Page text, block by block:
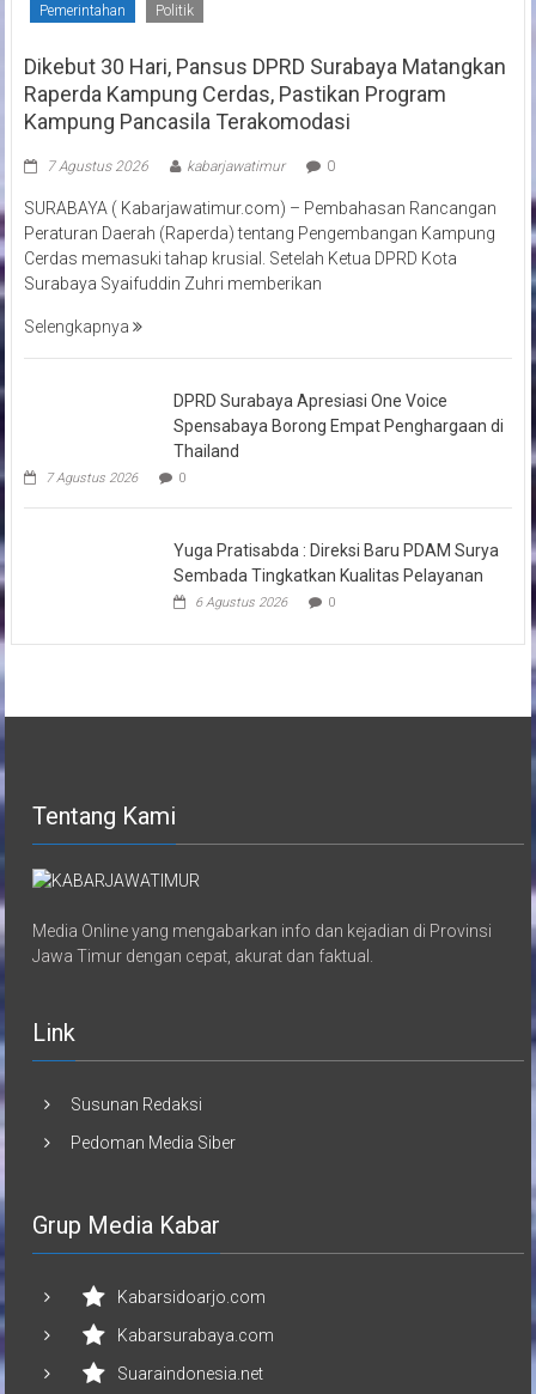
Pemerintahan Politik
Dikebut 30 Hari, Pansus DPRD Surabaya Matangkan
Raperda Kampung Cerdas, Pastikan Program
Kampung Pancasila Terakomodasi
7 Agustus 2026 kabarjawatimur 0
SURABAYA ( Kabarjawatimur.com) – Pembahasan Rancangan
Peraturan Daerah (Raperda) tentang Pengembangan Kampung
Cerdas memasuki tahap krusial. Setelah Ketua DPRD Kota
Surabaya Syaifuddin Zuhri memberikan
Selengkapnya
DPRD Surabaya Apresiasi One Voice
Spensabaya Borong Empat Penghargaan di
Thailand
7 Agustus 2026 0
Yuga Pratisabda : Direksi Baru PDAM Surya
Sembada Tingkatkan Kualitas Pelayanan
6 Agustus 2026 0
Tentang Kami
Media Online yang mengabarkan info dan kejadian di Provinsi
Jawa Timur dengan cepat, akurat dan faktual.
Link
Susunan Redaksi
Pedoman Media Siber
Grup Media Kabar
Kabarsidoarjo.com
Kabarsurabaya.com
Suaraindonesia.net